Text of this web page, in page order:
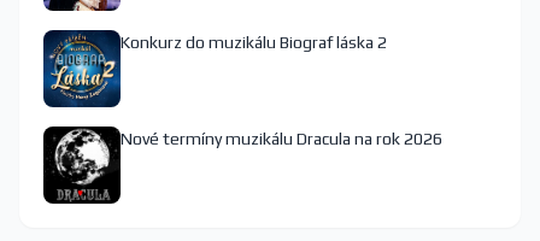
Konkurz do muzikálu Biograf láska 2
Nové termíny muzikálu Dracula na rok 2026